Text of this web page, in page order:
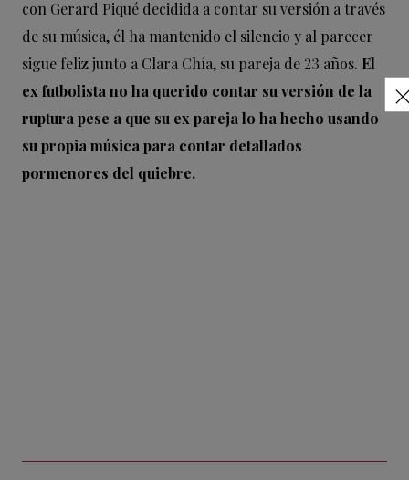
con Gerard Piqué decidida a contar su versión a través
de su música, él ha mantenido el silencio y al parecer
sigue feliz junto a Clara Chía, su pareja de 23 años. El
ex futbolista no ha querido contar su versión de la
ruptura pese a que su ex pareja lo ha hecho usando
su propia música para contar detallados
pormenores del quiebre.